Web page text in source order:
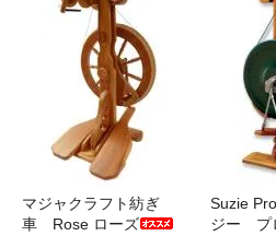
マジャクラフト紡ぎ
車 Rose ローズ
Suzie
ジー プ